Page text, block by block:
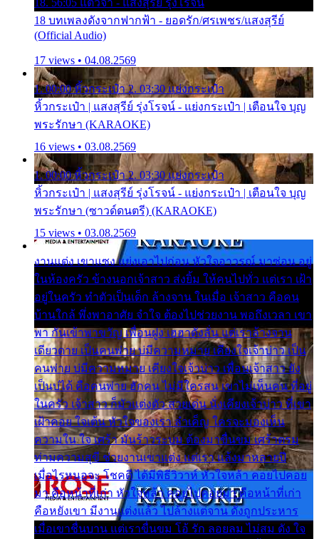
18 บทเพลงดังจากฟากฟ้า - ยอดรัก/ศรเพชร/แสงสุรีย์
(Official Audio)
17 views • 04.08.2569
1. 00:00 หิ้วกระเป๋า 2. 03:30 แย่งกระเป๋า
หิ้วกระเป๋า | แสงสุรีย์ รุ่งโรจน์ - แย่งกระเป๋า | เตือนใจ บุญ
พระรักษา (KARAOKE)
16 views • 03.08.2569
1. 00:00 หิ้วกระเป๋า 2. 03:30 แย่งกระเป๋า
หิ้วกระเป๋า | แสงสุรีย์ รุ่งโรจน์ - แย่งกระเป๋า | เตือนใจ บุญ
พระรักษา (ซาวด์ดนตรี) (KARAOKE)
15 views • 03.08.2569
งานแต่ง เขาแซง แย่งเอาไปก่อน หัวใจอาวรณ์ มาซ่อน อยู่
ในห้องครัว ข้างนอกเจ้าสาว ส่งยิ้ม ให้คนไปทั่ว แต่เรา เฝ้า
อยู่ในครัว ทำตัวเป็นเด็ก ล้างจาน ในเมื่อ เจ้าสาว คือคน
บ้านใกล้ พึ่งพาอาศัย จำใจ ต้องไปช่วยงาน พอถึงเวลา เขา
พา กันเข้าพาขวัญ เพื่อนฝูง เฮฮาดังลั่น แต่เราล้างจาน
เดียวดาย เป็นคนพ่าย บ่มีความหมาย เคียงใจเจ้าบ่าว เป็น
คนพ่าย บ่มีความหมาย เคียงใจเจ้าบ่าว เพื่อนเจ้าสาว ยัง
เป็นบ่ได้ คือคนพ่าย ฮักคน ไม่มีใครสน เขาไม่เห็นคน ที่อยู่
ในครัว เจ้าสาว ก็มัวแต่งตัว สวยเด่น นั่งเคียงเจ้าบ่าว ที่เขา
เฝ้าคอย ใจเต้น หัวใจของเรา ลำเค็ญ ใครจะมองเห็น
ความใน ใจ เศร้า มันร้าวระบม ต้องมาขื่นขม เศร้าตรม
ท่ามความสุขี ช่วยงานเขาแต่ง แต่เรา แล้งมาหลายปี
เมื่อไรหนอจะ โชคดี ได้มีพิธีวิวาห์ หัวใจหล้า คอยไปคอย
มา คือหน้าที่เก่า หัวใจหล้า คอยไปคอยมา คือหน้าที่เก่า
คือหยังเขา มีงานแต่งแล้ว ไปล้างแต่จาน ดั่งถูกประหาร
เมื่อเขาชื่นบาน แต่เราขื่นขม โอ้ รัก ลอยลม ไม่สม ดัง ใจ